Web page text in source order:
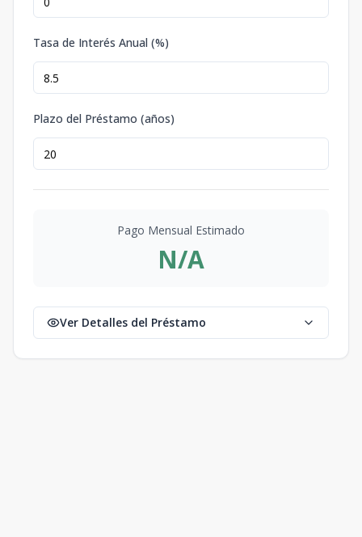
Tasa de Interés Anual (%)
Plazo del Préstamo (años)
Pago Mensual Estimado
N/A
Ver Detalles del Préstamo